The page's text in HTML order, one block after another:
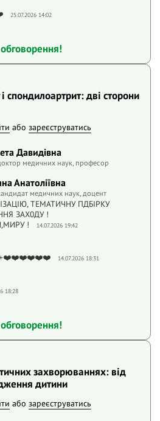
25.07.2026 14:02
спондилоартрит: дві сторони
або зареєструватись
Давидівна
медичних наук, професор
Анатоліївна
медичних наук, доцент
ТЕМАТИЧНУ ПДБІРКУ
ЗАХ0ДУ !
!
14.07.2026 19:42
14.07.2026 18:31
18:28
захворюваннях: від
дитини
або зареєструватись